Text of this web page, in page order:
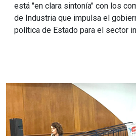
está "en clara sintonía" con los
de Industria que impulsa el
política de Estado para el sector
Imagen